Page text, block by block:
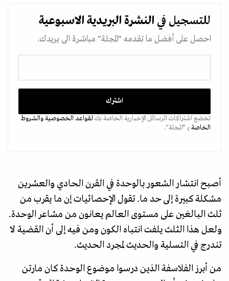
للتسجيل في النشرة البريدية الاسبوعية
احصل على أفضل ما تقدمه "المجلة" مباشرة الى بريدك.
تخضع اشتراكات الرسائل الإخبارية الخاصة بكلقواعد الخصوصيةوالشروط
الخاصة بـ “المجلة".
أصبح انتشار الشعور بالوحدة في القرن الحادي والعشرين
مشكلة كبيرة إلى حد ما. تقول الإحصائيات إن ما يقرب من
ثلث البالغين على مستوى العالم يعانون من مشاعر الوحدة.
ولعل هذا الثلث يلفت انتباه الكون ومن فيه إلى أن القضية لا
تندرج في التسلية والحديث لمجرد الحديث.
من أبرز الفلاسفة الذين درسوا موضوع الوحدة كان مارتن